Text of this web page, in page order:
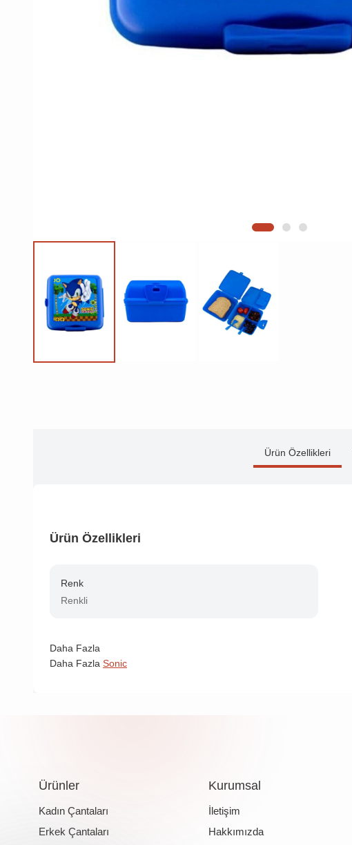
Ürün Özellikleri
Ürün Özellikleri
Renk
Renkli
Daha Fazla
Daha Fazla Sonic
Ürünler
Kadın Çantaları
Erkek Çantaları
Kurumsal
İletişim
Hakkımızda